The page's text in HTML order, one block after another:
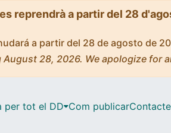
reprendrà a partir del 28
a partir del 28 de agosto de
28, 2026. We apologize for
per tot el DD Com publicarContacte